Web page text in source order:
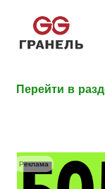
Перейти в
Реклама